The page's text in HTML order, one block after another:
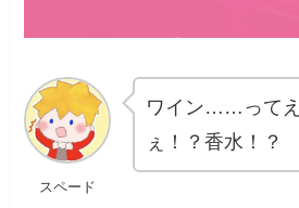
スペード
ワイン……ってえ
ぇ！？香水！？